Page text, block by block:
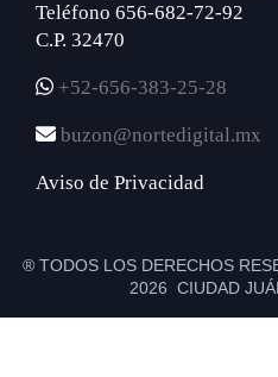
Teléfono 656-682-72-92
C.P. 32470
+52-656-383-25-28
buzon@nortedigital.mx
Aviso de Privacidad
® TODOS LOS DERECHOS
2026 CIUDAD